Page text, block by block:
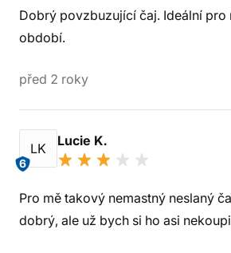
Dobrý povzbuzující čaj. Ideální pro
období.
před 2 roky
LK
6
Lucie K.
Pro mě takový nemastný neslaný
dobrý, ale už bych si ho asi